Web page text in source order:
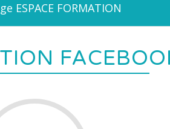
ESPACE FORMATION